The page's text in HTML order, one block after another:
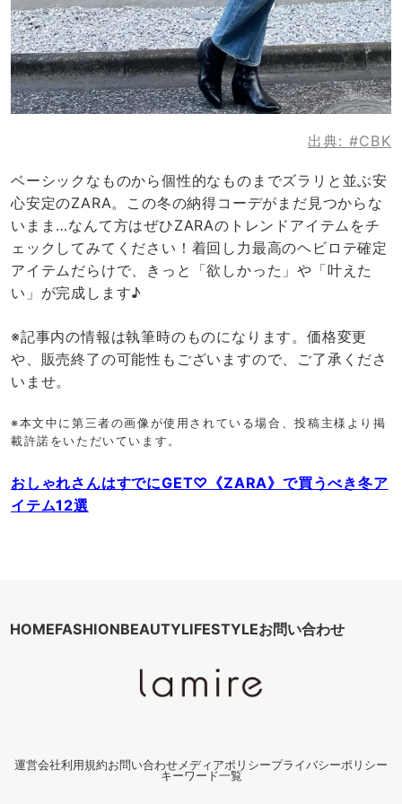
出典: #CBK
ベーシックなものから個性的なものまでズラリと並ぶ安
心安定のZARA。この冬の納得コーデがまだ見つからな
いまま…なんて方はぜひZARAのトレンドアイテムをチ
ェックしてみてください！着回し力最高のヘビロテ確定
アイテムだらけで、きっと「欲しかった」や「叶えた
い」が完成します♪
※記事内の情報は執筆時のものになります。価格変更
や、販売終了の可能性もございますので、ご了承くださ
いませ。
※本文中に第三者の画像が使用されている場合、投稿主様より掲
載許諾をいただいています。
おしゃれさんはすでにGET♡《ZARA》で買うべき冬ア
イテム12選
HOMEFASHIONBEAUTYLIFESTYLEお問い合わせ
運営会社利用規約お問い合わせメディアポリシープライバシーポリシー
キーワード一覧